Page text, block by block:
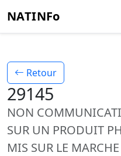
NATINFo
Retour
29145
NON
SUR UN PRODUIT
MIS SUR LE MARCHE